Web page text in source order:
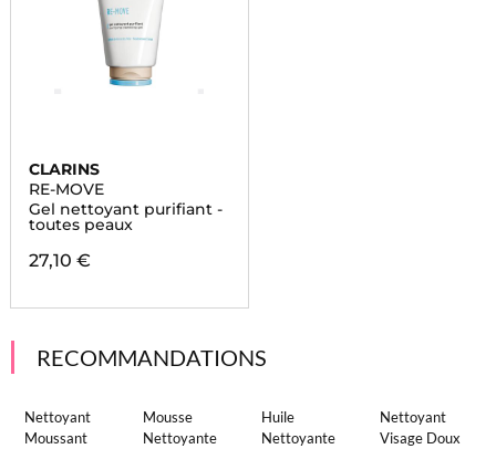
CLARINS
RE-MOVE
Gel nettoyant purifiant -
toutes peaux
27,10 €
RECOMMANDATIONS
Nettoyant
Moussant
Mousse
Nettoyante
Huile
Nettoyante
Nettoyant
Visage Doux